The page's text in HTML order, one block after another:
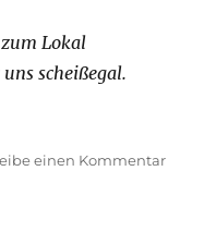
Lokal
scheißegal.
einen Kommentarzu